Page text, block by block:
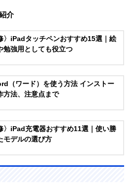
介
〉iPadタッチペンおすすめ15選｜絵
勉強用としても役立つ
（ワード）を使う方法 インストー
方法、注意点まで
〉iPad充電器おすすめ11選｜使い勝
モデルの選び方